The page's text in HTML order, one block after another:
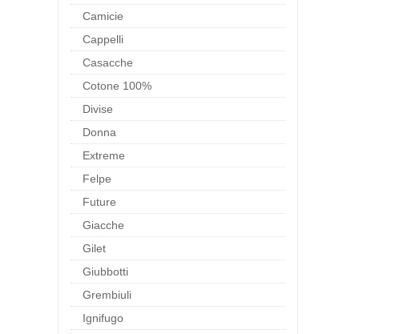
Camicie
Cappelli
Casacche
Cotone 100%
Divise
Donna
Extreme
Felpe
Future
Giacche
Gilet
Giubbotti
Grembiuli
Ignifugo